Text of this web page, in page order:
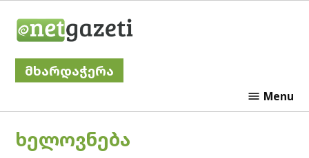
მხარდაჭერა
Menu
POSTED
ᲮᲔᲚᲝᲕᲜᲔᲑᲐ